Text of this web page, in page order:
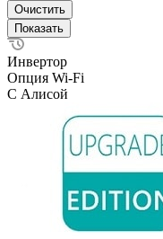
Очистить
Инвертор
Опция Wi-Fi
С Алисой